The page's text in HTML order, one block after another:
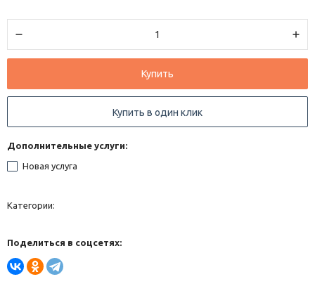
Купить
Купить в один клик
Дополнительные услуги:
Новая услуга
Категории:
Поделиться в соцсетях: